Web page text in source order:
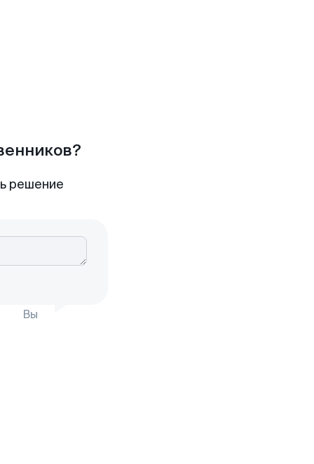
решение
Вы